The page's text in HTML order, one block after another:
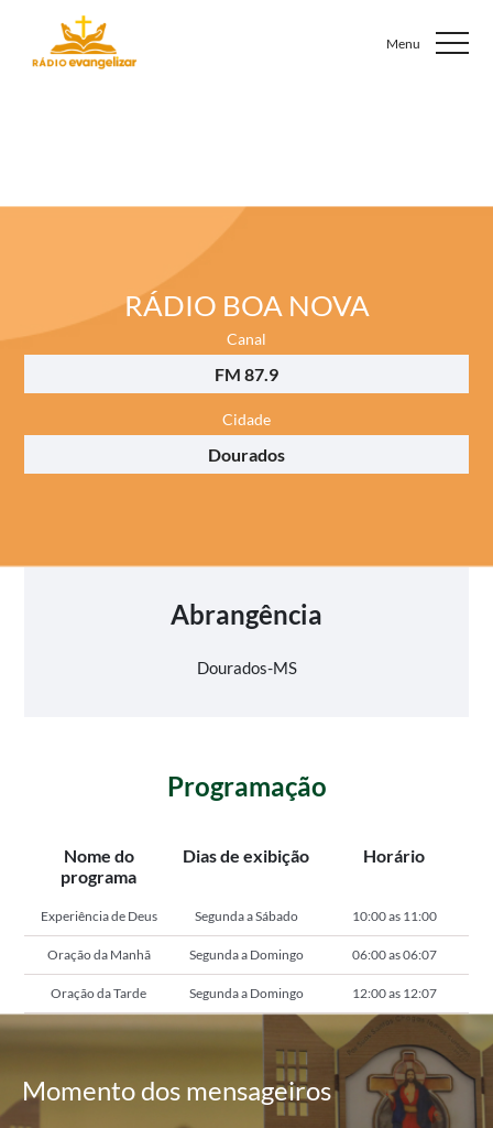
RÁDIO BOA NOVA
Canal
FM 87.9
Cidade
Dourados
Abrangência
Dourados-MS
Programação
Nome do
programa
Dias de exibição Horário
Experiência de Deus Segunda a Sábado 10:00 as 11:00
Oração da Manhã Segunda a Domingo 06:00 as 06:07
Oração da Tarde Segunda a Domingo 12:00 as 12:07
Momentodos mensageiros